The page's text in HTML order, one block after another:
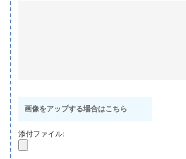
画像をアップする場合はこちら
添付ファイル: